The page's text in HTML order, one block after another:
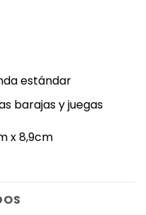
estándar‎
barajas y juegas‎
x 8,9cm